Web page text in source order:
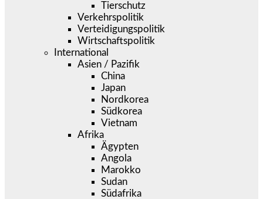
Tierschutz
Verkehrspolitik
Verteidigungspolitik
Wirtschaftspolitik
International
Asien / Pazifik
China
Japan
Nordkorea
Südkorea
Vietnam
Afrika
Ägypten
Angola
Marokko
Sudan
Südafrika